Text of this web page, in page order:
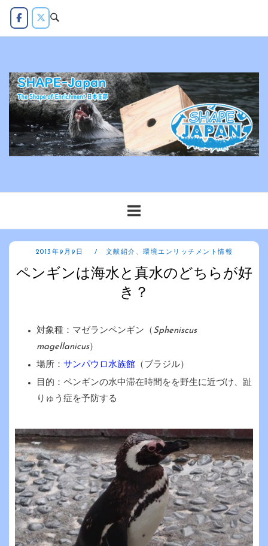
2013年9月9日 文献紹介 、環境エンリッチメント情報
ペンギンは海水と真水のどちらが好
き？
対象種：マゼランペンギン（ Spheniscus
magellanicus）
場所： サンパウロ水族館 （ブラジル）
目的：ペンギンの水中滞在時間をを野生に近づけ、趾
りゅう症を予防する